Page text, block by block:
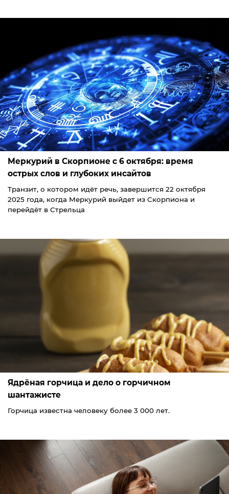
Меркурий в Скорпионе с 6 октября: время
острых слов и глубоких инсайтов
Транзит, о котором идёт речь, завершится 22 октября
2025 года, когда Меркурий выйдет из Скорпиона и
перейдёт в Стрельца
Ядрёная горчица и дело о горчичном
шантажисте
Горчица известна человеку более 3 000 лет.